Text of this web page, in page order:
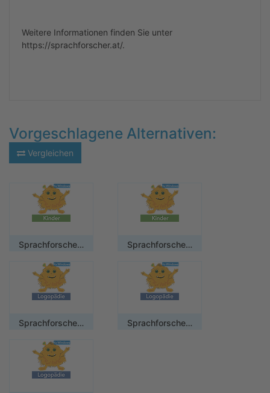
Weitere Informationen finden Sie unter
https://sprachforscher.at/.
Vorgeschlagene Alternativen:
Vergleichen
Sprachforscher für Kinder - Mehrplatzlizenz Sprachforscher für Kinder - Mehrplatzlizenz-Zusatzlizenz
Sprachforscher-Logopädie / Einzelplatzlizenz Sprachforscher-Logopädie / Mehrplatzlizenz